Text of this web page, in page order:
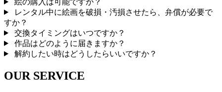
絵の購入は可能ですか？
レンタル中に絵画を破損・汚損させたら、弁償が必要で
すか？
交換タイミングはいつですか？
作品はどのように届きますか？
解約したい時はどうしたらいいですか？
OUR SERVICE